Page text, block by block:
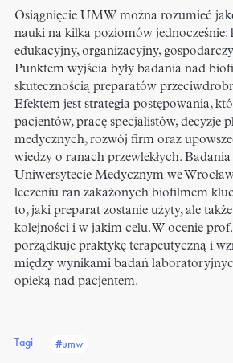
Osiągnięcie UMW można rozumieć
nauki na kilka poziomów jednocześnie:
edukacyjny, organizacyjny, gospodarczy
Punktem wyjścia były badania nad
skutecznością preparatów
Efektem jest strategia postępowania,
pacjentów, pracę specjalistów, decyzje
medycznych, rozwój firm oraz
wiedzy o ranach przewlekłych.
Uniwersytecie Medycznym we
leczeniu ran zakażonych biofilmem
to, jaki preparat zostanie użyty, ale
kolejności i w jakim celu. W ocenie
porządkuje praktykę terapeutyczną i
między wynikami badań
opieką nad pacjentem.
Tagi #umw